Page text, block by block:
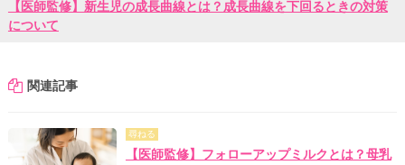
【医師監修】新生児の成長曲線とは？成長曲線を下回るときの対策
について
関連記事
尋ねる
【医師監修】フォローアップミルクとは？母乳